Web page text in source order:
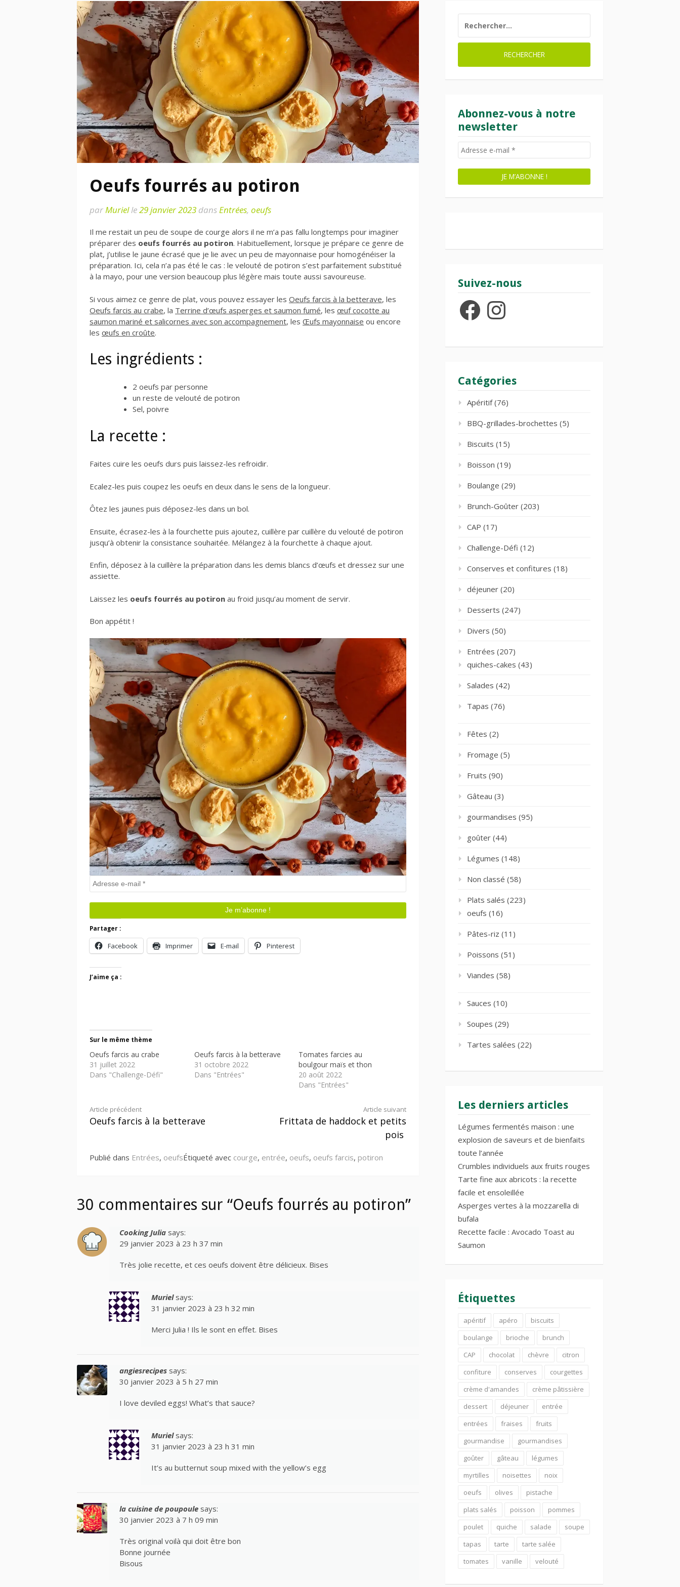
Oeufs fourrés au potiron
parMurielle29 janvier 2023 dansEntrées, oeufs
Il me restait un peu de soupe de courge alors il ne m’a pas fallu longtemps pour imaginer
préparer des oeufs fourrés au potiron. Habituellement, lorsque je prépare ce genre de
plat, j’utilise le jaune écrasé que je lie avec un peu de mayonnaise pour homogénéiser la
préparation. Ici, cela n’a pas été le cas : le velouté de potiron s’est parfaitement substitué
à la mayo, pour une version beaucoup plus légère mais toute aussi savoureuse.
Si vous aimez ce genre de plat, vous pouvez essayer les Oeufs farcis à la betterave, les
Oeufs farcis au crabe, la Terrine d’œufs asperges et saumon fumé, les œuf cocotte au
saumon mariné et salicornes avec son accompagnement, les Œufs mayonnaise ou encore
les œufs en croûte.
Les ingrédients :
2 oeufs par personne
un reste de velouté de potiron
Sel, poivre
La recette :
Faites cuire les oeufs durs puis laissez-les refroidir.
Ecalez-les puis coupez les oeufs en deux dans le sens de la longueur.
Ôtez les jaunes puis déposez-les dans un bol.
Ensuite, écrasez-les à la fourchette puis ajoutez, cuillère par cuillère du velouté de potiron
jusqu’à obtenir la consistance souhaitée. Mélangez à la fourchette à chaque ajout.
Enfin, déposez à la cuillère la préparation dans les demis blancs d’œufs et dressez sur une
assiette.
Laissez les oeufs fourrés au potiron au froid jusqu’au moment de servir.
Bon appétit !
Partager :
Facebook Imprimer E-mail Pinterest
J’aime ça :
Sur le même thème
Oeufs farcis au crabe
31 juillet 2022
Dans "Challenge-Défi"
Oeufs farcis à la betterave
31 octobre 2022
Dans "Entrées"
Tomates farcies au
boulgour maïs et thon
20 août 2022
Dans "Entrées"
Lire
Article précédent
Oeufs farcis à la betterave
Article suivant
Frittata de haddock et petits
pois
Publié dans Entrées, oeufsÉtiqueté avec courge, entrée, oeufs, oeufs farcis, potiron
30 commentaires sur “Oeufs fourrés au potiron”
Cooking Julia says:
29 janvier 2023 à 23 h 37 min
Très jolie recette, et ces oeufs doivent être délicieux. Bises
Muriel says:
31 janvier 2023 à 23 h 32 min
Merci Julia ! Ils le sont en effet. Bises
angiesrecipes says:
30 janvier 2023 à 5 h 27 min
I love deviled eggs! What’s that sauce?
Muriel says:
31 janvier 2023 à 23 h 31 min
It’s au butternut soup mixed with the yellow’s egg
la cuisine de poupoule says:
30 janvier 2023 à 7 h 09 min
Très original voilà qui doit être bon
Bonne journée
Bisous
Abonnez-vous à notre
newsletter
Suivez-nous
FacebookInstagram
Catégories
Apéritif(76)
BBQ-grillades-brochettes (5)
Biscuits (15)
Boisson (19)
Boulange (29)
Brunch-Goûter (203)
CAP (17)
Challenge-Défi (12)
Conserves et confitures (18)
déjeuner (20)
Desserts (247)
Divers (50)
Entrées (207)
quiches-cakes (43)
Salades (42)
Tapas (76)
Fêtes (2)
Fromage (5)
Fruits (90)
Gâteau (3)
gourmandises (95)
goûter (44)
Légumes (148)
Non classé (58)
Plats salés (223)
oeufs (16)
Pâtes-riz (11)
Poissons (51)
Viandes (58)
Sauces (10)
Soupes (29)
Tartes salées (22)
Les derniers articles
Légumes fermentés maison : une
explosion de saveurs et de bienfaits
toute l’année
Crumbles individuels aux fruits rouges
Tarte fine aux abricots : la recette
facile et ensoleillée
Asperges vertes à la mozzarella di
bufala
Recette facile : Avocado Toast au
Saumon
Étiquettes
apéritif apéro
biscuits
boulange
brioche
brunch
CAP
chocolat chèvre
citron
confiture
conserves
courgettes
crème d'amandes
crème pâtissière
dessert
déjeuner
entrée
entrées
fraises
fruits
gourmandise
gourmandises
goûter
gâteau
légumes
myrtilles
noisettes
noix
oeufs
olives
pistache
plats salés
poisson
pommes
poulet
quiche salade
soupe
tapas
tarte
tarte salée
tomates
vanille velouté